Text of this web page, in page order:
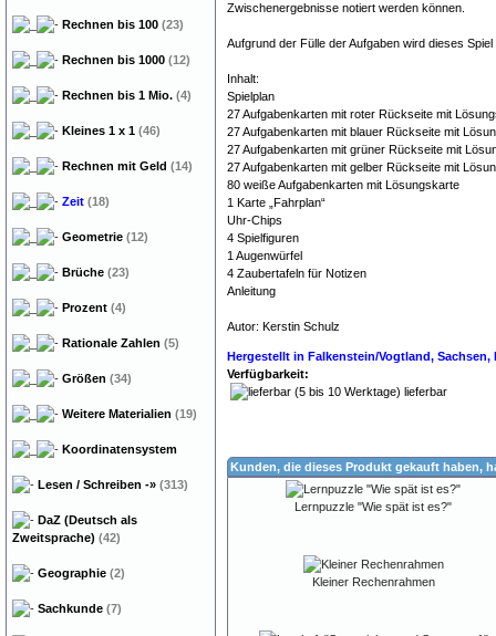
Zwischenergebnisse notiert werden können.
Aufgrund der Fülle der Aufgaben wird dieses
Inhalt:
Spielplan
27 Aufgabenkarten mit roter Rückseite mit
27 Aufgabenkarten mit blauer Rückseite mit
27 Aufgabenkarten mit grüner Rückseite mit
27 Aufgabenkarten mit gelber Rückseite mit
80 weiße Aufgabenkarten mit Lösungskarte
1 Karte „Fahrplan“
Uhr-Chips
4 Spielfiguren
1 Augenwürfel
4 Zaubertafeln für Notizen
Anleitung
Autor: Kerstin Schulz
Hergestellt in Falkenstein/Vogtland, Sachsen,
Verfügbarkeit:
lieferbar
Kunden, die dieses Produkt gekauft haben,
Lernpuzzle "Wie spät ist es?"
Kleiner Rechenrahmen
Rechnen bis 100 (23)
Rechnen bis 1000 (12)
Rechnen bis 1 Mio. (4)
Kleines 1 x 1 (46)
Rechnen mit Geld (14)
Zeit (18)
Geometrie (12)
Brüche (23)
Prozent (4)
Rationale Zahlen (5)
Größen (34)
Weitere Materialien (19)
Koordinatensystem
Lesen / Schreiben -» (313)
DaZ (Deutsch als
Zweitsprache) (42)
Geographie (2)
Sachkunde (7)